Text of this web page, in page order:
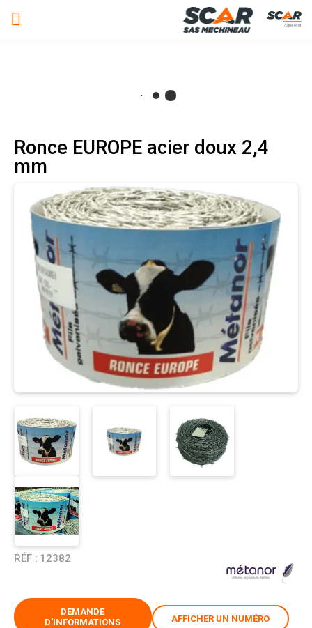
Adhérent
Ronce EUROPE acier doux 2,4
mm
RÉF : 12382
DEMANDE
D'INFORMATIONS
AFFICHER UN NUMÉRO